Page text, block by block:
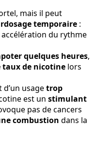
mais il peut
temporaire :
du rythme
quelques heures,
taux de nicotine lors
usagetrop
est un stimulant
pas de cancers
combustion dans la